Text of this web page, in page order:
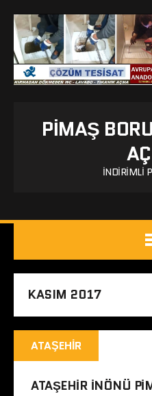
PIMAŞ
İNDIRIMLI
KASIM 2017
ATAŞEHIR
ATAŞEHIR INÖNÜ